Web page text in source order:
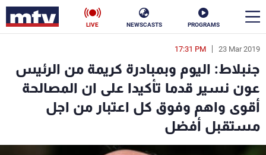
PROGRAMS
NEWSCASTS
LIVE
23 Mar 2019
17:31 PM
جنبلاط: اليوم وبمبادرة كريمة من الرئيس
عون نسير قدما تأكيدا على ان المصالحة
أقوى واهم وفوق كل اعتبار من اجل
مستقبل أفضل
en
الأخبار
سياسة ناس